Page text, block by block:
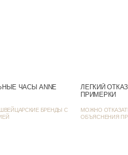
ЧАСЫ ANNE
БРЕНДЫ С
ЛЕГКИЙ
ПРИМЕРКИ
МОЖНО
ОБЪЯСНЕНИЯ